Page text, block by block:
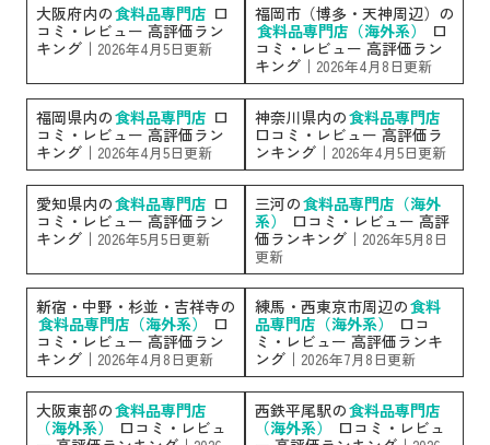
大阪府内の食料品専門店 口
コミ・レビュー 高評価ラン
キング｜ 2026年4月5日更新
福岡市（博多・天神周辺）の
食料品専門店（海外系）
口
コミ・レビュー 高評価ラン
キング｜ 2026年4月8日更新
福岡県内の食料品専門店 口
コミ・レビュー 高評価ラン
キング｜ 2026年4月5日更新
神奈川県内の食料品専門店
口コミ・レビュー 高評価ラ
ンキング｜ 2026年4月5日更新
愛知県内の食料品専門店 口
コミ・レビュー 高評価ラン
キング｜ 2026年5月5日更新
三河の食料品専門店（海外
系）
口コミ・レビュー 高評
価ランキング｜ 2026年5月8日
更新
新宿・中野・杉並・吉祥寺の
食料品専門店（海外系）
口
コミ・レビュー 高評価ラン
キング｜ 2026年4月8日更新
練馬・西東京市周辺の食料
品専門店（海外系）
口コ
ミ・レビュー 高評価ランキ
ング｜ 2026年7月8日更新
大阪東部の食料品専門店
（海外系）
口コミ・レビュ
西鉄平尾駅の食料品専門店
（海外系）
口コミ・レビュ